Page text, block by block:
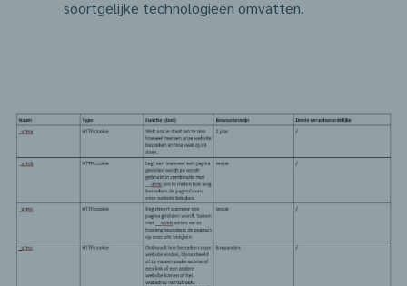
soortgelijke technologieën omvatten.